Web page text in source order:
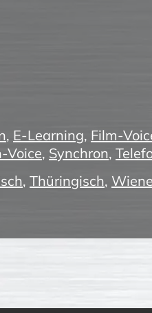
, E-Learning, Film-
Voice, Synchron,
, Thüringisch,